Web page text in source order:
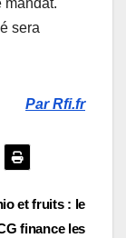
mandat.
sera
Par Rfi.fr
et fruits : le
finance les